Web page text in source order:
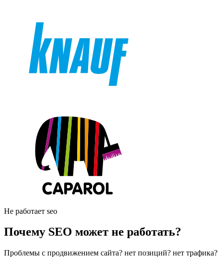
Не работает seo
Почему SEO может не работать?
Проблемы с продвижением сайта? нет позиций? нет трафика?